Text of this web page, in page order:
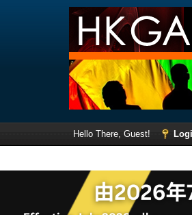
Hello There, Guest!